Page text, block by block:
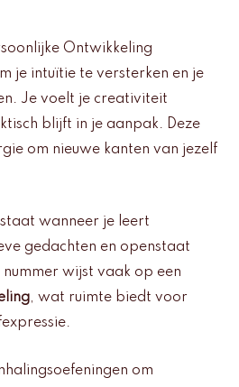
Ontwikkeling
je intuïtie te versterken en je
Je voelt je creativiteit
blijft in je aanpak. Deze
om nieuwe kanten van jezelf
wanneer je leert
gedachten en openstaat
wijst vaak op een
, wat ruimte biedt voor
om